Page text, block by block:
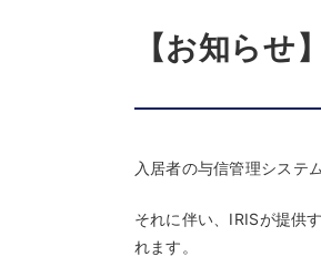
【お知らせ
入居者の与信管理システ
それに伴い、IRISが提供
れます。